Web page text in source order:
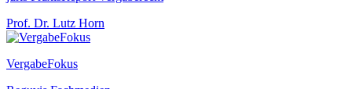
Prof. Dr. Lutz Horn
VergabeFokus